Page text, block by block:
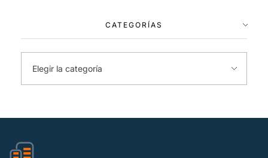
CATEGORÍAS